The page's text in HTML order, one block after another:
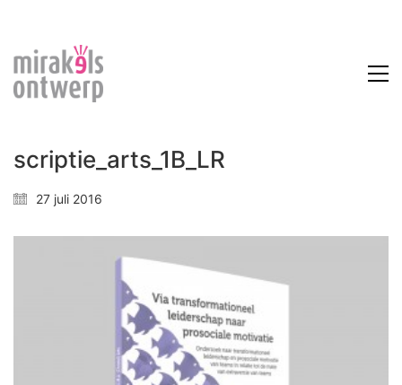
scriptie_arts_1B_LR
27 juli 2016